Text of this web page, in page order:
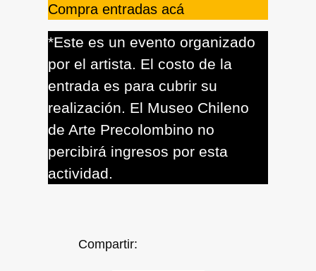
Compra entradas acá
*Este es un evento organizado
por el artista. El costo de la
entrada es para cubrir su
realización. El Museo Chileno
de Arte Precolombino no
percibirá ingresos por esta
actividad.
Compartir: